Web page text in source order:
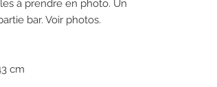
à prendre en photo. Un
bar. Voir photos.
cm